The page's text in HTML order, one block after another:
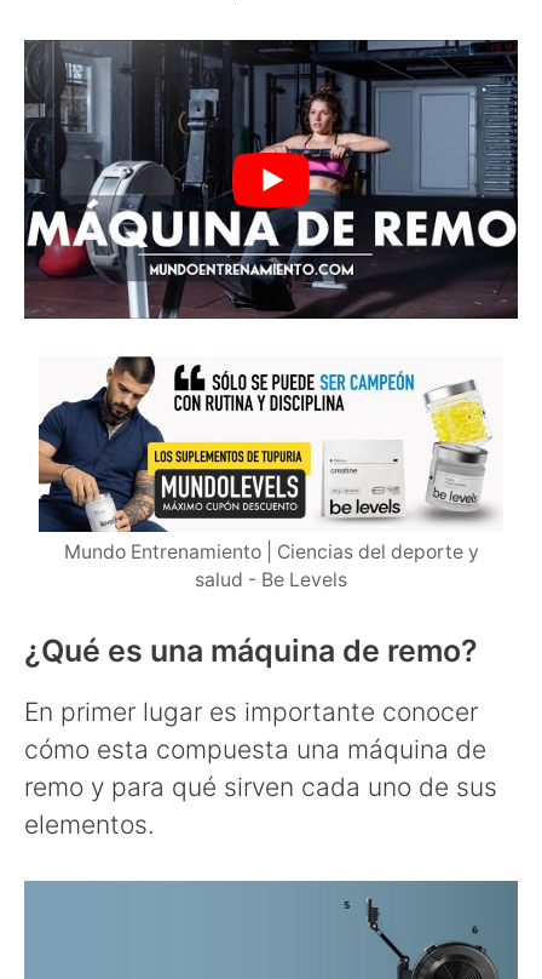
Mundo Entrenamiento | Ciencias del deporte y
salud - Be Levels
¿Qué es una máquina de remo?
En primer lugar es importante conocer
cómo esta compuesta una máquina de
remo y para qué sirven cada uno de sus
elementos.